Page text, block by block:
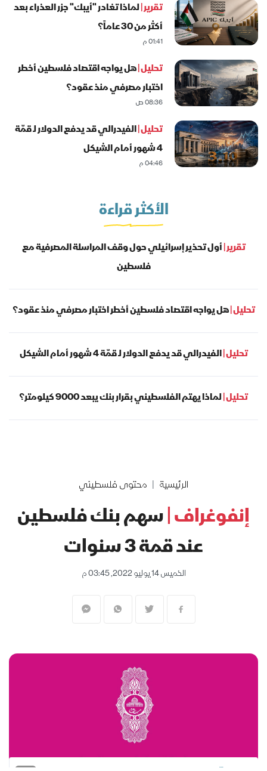
تقرير |لماذا تغادر "أيبك" جزر العذراء بعد
أكثر من 30 عاماً؟
01:41 م
تحليل |هل يواجه اقتصاد فلسطين أخطر
اختبار مصرفي منذ عقود؟
08:36 ص
تحليل |الفيدرالي قد يدفع الدولار لـ قمّة
4 شهور أمام الشيكل
04:46 م
الأكثر قراءة
تقرير |أول تحذير إسرائيلي حول وقف المراسلة المصرفية مع
فلسطين
تحليل |هل يواجه اقتصاد فلسطين أخطر اختبار مصرفي منذ عقود؟
تحليل |الفيدرالي قد يدفع الدولار لـ قمّة 4 شهور أمام الشيكل
تحليل |لماذا يهتم الفلسطيني بقرار بنك يبعد 9000 كيلومتر؟
الرئيسية محتوى فلسطيني
إنفوغراف |سهم بنك فلسطين
عند قمة 3 سنوات
الخميس 14 يوليو 2022, 03:45 م